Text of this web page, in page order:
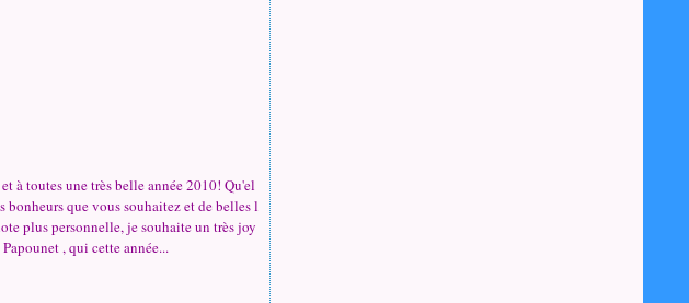
à toutes une très belle année 2010! Qu'el
bonheurs que vous souhaitez et de belles l
plus personnelle, je souhaite un très joy
, qui cette année...